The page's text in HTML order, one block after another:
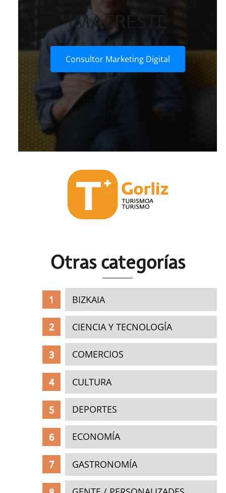
IMACRESTE
Consultor Marketing Digital
Otras categorías
BIZKAIA
CIENCIA Y TECNOLOGÍA
COMERCIOS
CULTURA
DEPORTES
ECONOMÍA
GASTRONOMÍA